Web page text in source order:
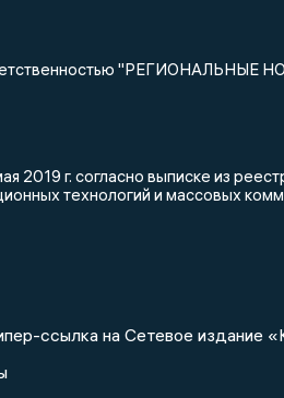
"РЕГИОНАЛЬНЫЕ
г. согласно выписке из
технологий и массовых
ссылка на Сетевое издание